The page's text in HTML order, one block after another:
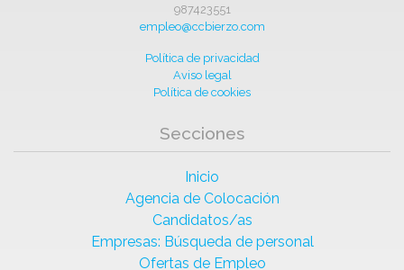
987423551
empleo@ccbierzo.com
Política de privacidad
Aviso legal
Política de cookies
Secciones
Inicio
Agencia de Colocación
Candidatos/as
Empresas: Búsqueda de personal
Ofertas de Empleo